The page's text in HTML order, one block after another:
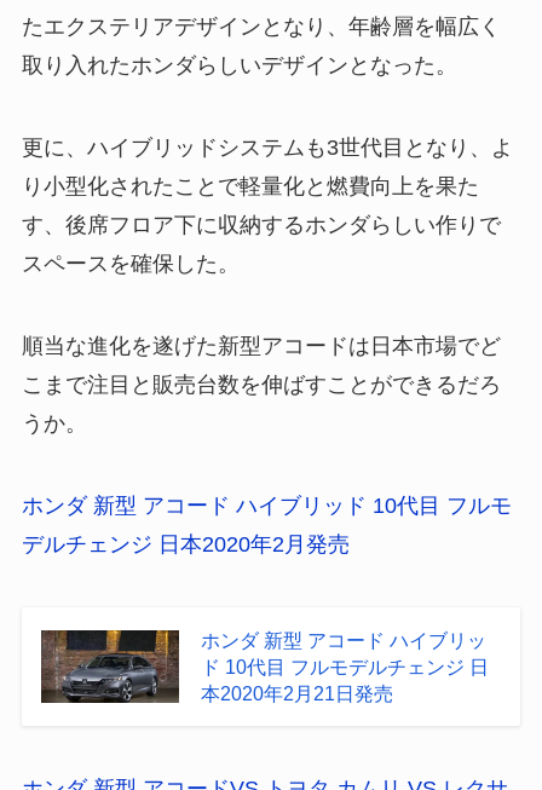
たエクステリアデザインとなり、年齢層を幅広く
取り入れたホンダらしいデザインとなった。
更に、ハイブリッドシステムも3世代目となり、よ
り小型化されたことで軽量化と燃費向上を果た
す、後席フロア下に収納するホンダらしい作りで
スペースを確保した。
順当な進化を遂げた新型アコードは日本市場でど
こまで注目と販売台数を伸ばすことができるだろ
うか。
ホンダ 新型 アコード ハイブリッド 10代目 フルモ
デルチェンジ 日本2020年2月発売
ホンダ 新型 アコード ハイブリッ
ド 10代目 フルモデルチェンジ 日
本2020年2月21日発売